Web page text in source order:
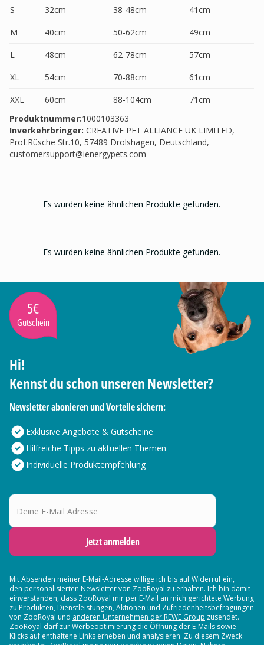
S 32cm 38-48cm
41cm
M
40cm 50-62cm
49cm
L
48cm 62-78cm
57cm
XL
54cm 70-88cm
61cm
XXL
60cm 88-104cm
71cm
Produktnummer:1000103363
Inverkehrbringer: CREATIVE PET ALLIANCE UK LIMITED,
Prof.Rüsche Str.10, 57489 Drolshagen, Deutschland,
customersupport@ienergypets.com
Es wurden keine ähnlichen Produkte gefunden.
Es wurden keine ähnlichen Produkte gefunden.
5€
Gutschein
Hi!
Kennst du schon unseren Newsletter?
Newsletter abonieren und Vorteile sichern:
Exklusive Angebote & Gutscheine
Hilfreiche Tipps zu aktuellen Themen
Individuelle Produktempfehlung
Deine E-Mail Adresse
Jetzt anmelden
Mit Absenden meiner E-Mail-Adresse willige ich bis auf Widerruf ein,
den personalisierten Newslettervon ZooRoyal zu erhalten. Ich bin damit
einverstanden, dass ZooRoyal mir per E-Mail an mich gerichtete Werbung
zu Produkten, Dienstleistungen, Aktionen und Zufriedenheitsbefragungen
von ZooRoyal und anderen Unternehmen der REWE Group zusendet.
ZooRoyal darf zur Werbeoptimierung die Öffnung der E-Mails sowie
Klicks auf enthaltene Links erheben und analysieren. Zu diesem Zweck